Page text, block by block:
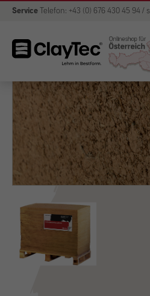
Service Telefon: +43 (0) 676 430 45 94 /